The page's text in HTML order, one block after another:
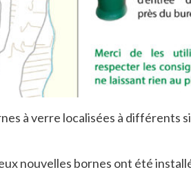
à verre localisées à différents
nouvelles bornes ont été